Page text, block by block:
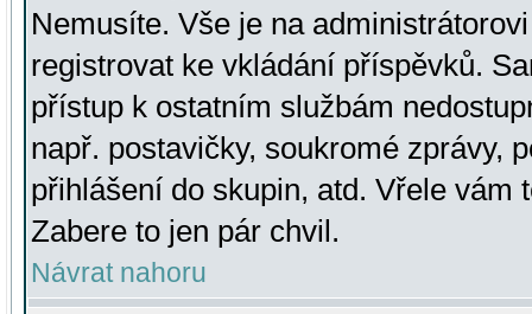
Nemusíte. Vše je na
registrovat ke vkládání příspěvků.
přístup k ostatním službám
např. postavičky, soukromé zprávy,
přihlášení do skupin, atd. Vřele vám
Zabere to jen pár chvil.
Návrat nahoru